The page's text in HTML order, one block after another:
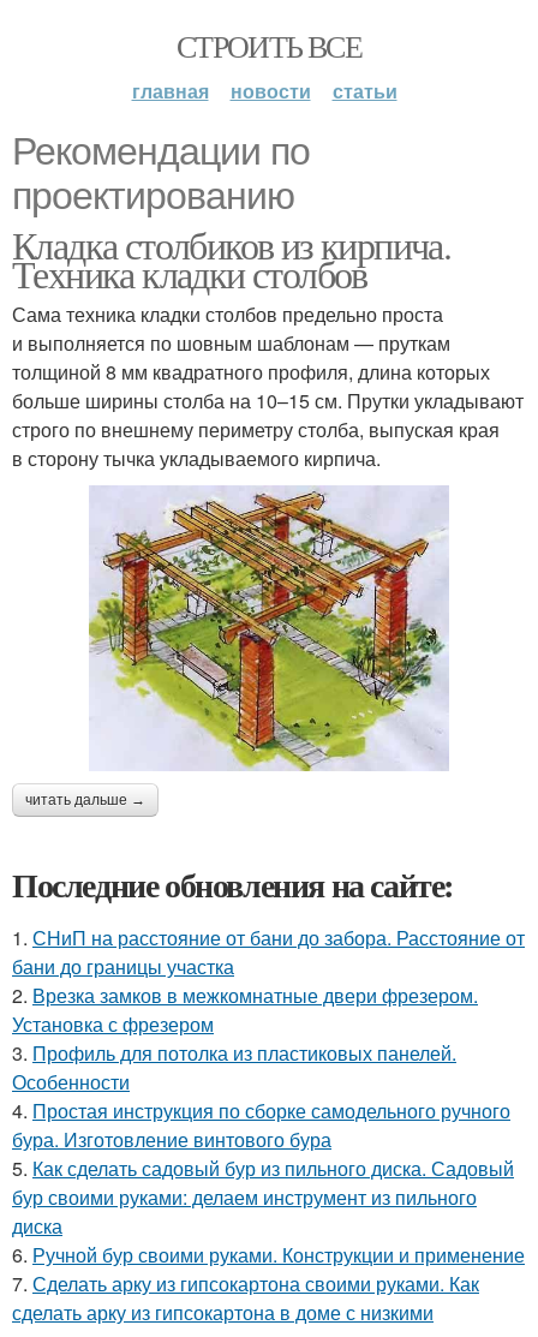
СТРОИТЬ ВСЕ
главная новости статьи
Рекомендации по
проектированию
Кладка столбиков из кирпича.
Техника кладки столбов
Сама техника кладки столбов предельно проста
и выполняется по шовным шаблонам — пруткам
толщиной 8 мм квадратного профиля, длина которых
больше ширины столба на 10–15 см. Прутки укладывают
строго по внешнему периметру столба, выпуская края
в сторону тычка укладываемого кирпича.
читать дальше →
Последние обновления на сайте:
1. СНиП на расстояние от бани до забора. Расстояние от
бани до границы участка
2. Врезка замков в межкомнатные двери фрезером.
Установка с фрезером
3. Профиль для потолка из пластиковых панелей.
Особенности
4. Простая инструкция по сборке самодельного ручного
бура. Изготовление винтового бура
5. Как сделать садовый бур из пильного диска. Садовый
бур своими руками: делаем инструмент из пильного
диска
6. Ручной бур своими руками. Конструкции и применение
7. Сделать арку из гипсокартона своими руками. Как
сделать арку из гипсокартона в доме с низкими